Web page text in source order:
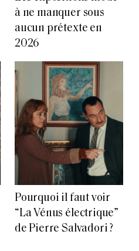
à ne manquer sous
aucun prétexte en
2026
Pourquoi il faut voir
“La Vénus électrique”
de Pierre Salvadori ?